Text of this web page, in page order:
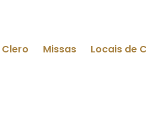
Clero Missas Locais de